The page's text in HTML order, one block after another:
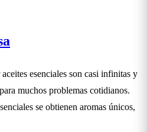
esenciales son casi infinitas y
muchos problemas cotidianos.
se obtienen aromas únicos,